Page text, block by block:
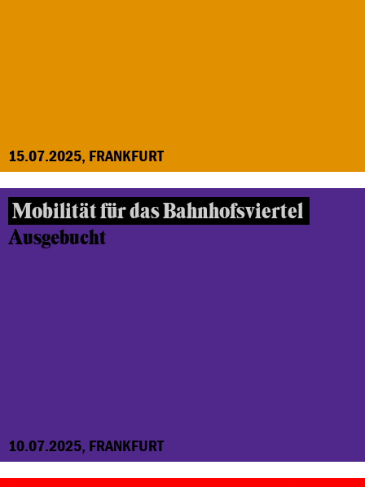
15.07.2025, FRANKFURT
Mobilität für das Bahnhofsviertel
Ausgebucht
10.07.2025, FRANKFURT